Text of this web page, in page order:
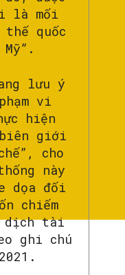
là mối
quốc
lưu ý
vi
hiện
giới
cho
này
dọa đối
chiếm
dịch tài
ghi chú